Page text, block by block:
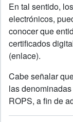
En tal sentido,
electrónicos,
conocer que
certificados
(enlace).
Cabe señalar
las
ROPS, a fin de